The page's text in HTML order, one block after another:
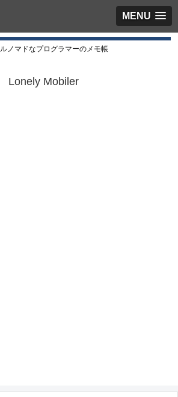
MENU
ノマドなプログラマーのメモ帳
Lonely Mobiler